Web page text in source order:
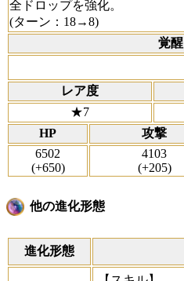
全ドロップを強化。
(ターン：18→8)
覚醒
レア度
★7
HP
攻撃
6502
(+650)
4103
(+205)
他の進化形態
進化形態